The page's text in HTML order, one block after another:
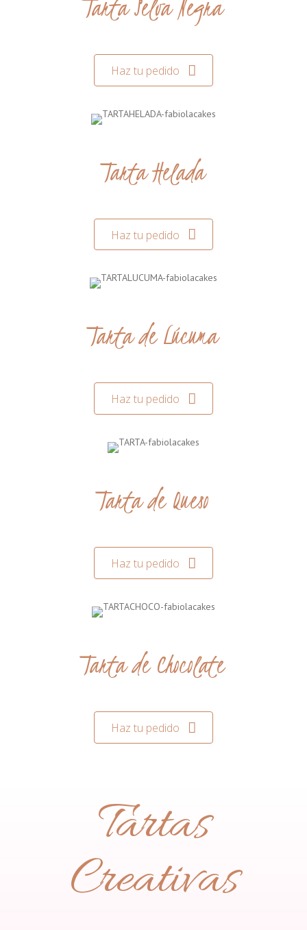
Tarta Selva Negra
Haz tu pedido
Tarta Helada
Haz tu pedido
Tarta de Lúcuma
Haz tu pedido
Tarta de Queso
Haz tu pedido
Tarta de Chocolate
Haz tu pedido
Tartas
Creativas